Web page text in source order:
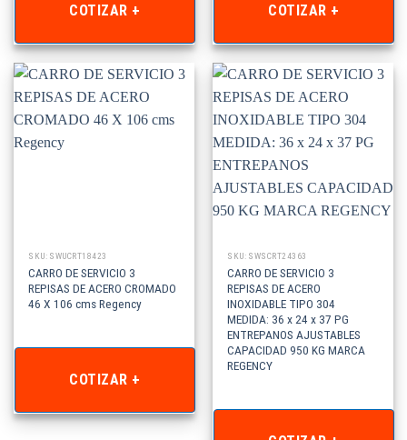
COTIZAR + COTIZAR +
SKU: SWUCRT18423
CARRO DE SERVICIO 3
REPISAS DE ACERO CROMADO
46 X 106 cms Regency
COTIZAR +
SKU: SWSCRT24363
CARRO DE SERVICIO 3
REPISAS DE ACERO
INOXIDABLE TIPO 304
MEDIDA: 36 x 24 x 37 PG
ENTREPANOS AJUSTABLES
CAPACIDAD 950 KG MARCA
REGENCY